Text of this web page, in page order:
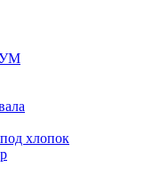
хлопок